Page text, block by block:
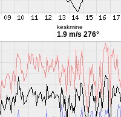
keskmine
1.9 m/s 276°